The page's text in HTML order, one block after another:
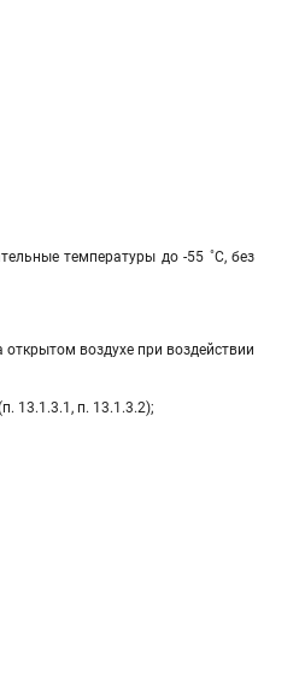
температуры до -55 ˚С, без
воздухе при воздействии
13.1.3.1, п. 13.1.3.2);